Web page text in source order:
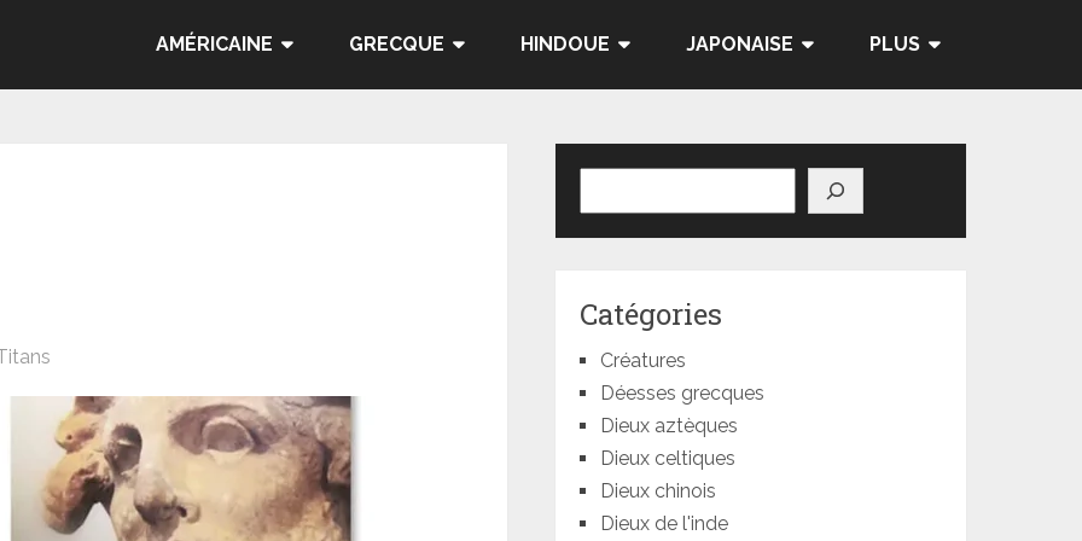
AMÉRICAINE GRECQUE HINDOUE JAPONAISE PLUS
Catégories
Créatures
Déesses grecques
Dieux aztèques
Dieux celtiques
Dieux chinois
Dieux de l'inde